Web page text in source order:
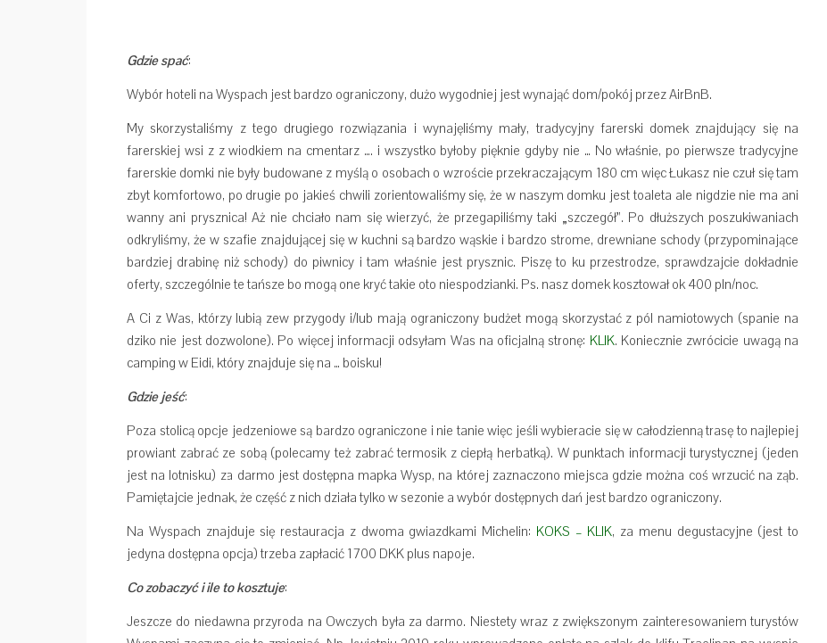
Gdzie spać:
Wybór hoteli na Wyspach jest bardzo ograniczony, dużo wygodniej jest wynająć dom/pokój przez AirBnB.
My skorzystaliśmy z tego drugiego rozwiązania i wynajęliśmy mały, tradycyjny farerski domek znajdujący się na
farerskiej wsi z z wiodkiem na cmentarz …. i wszystko byłoby pięknie gdyby nie … No właśnie, po pierwsze tradycyjne
farerskie domki nie były budowane z myślą o osobach o wzroście przekraczającym 180 cm więc Łukasz nie czuł się tam
zbyt komfortowo, po drugie po jakieś chwili zorientowaliśmy się, że w naszym domku jest toaleta ale nigdzie nie ma ani
wanny ani prysznica! Aż nie chciało nam się wierzyć, że przegapiliśmy taki „szczegół”. Po dłuższych poszukiwaniach
odkryliśmy, że w szafie znajdującej się w kuchni są bardzo wąskie i bardzo strome, drewniane schody (przypominające
bardziej drabinę niż schody) do piwnicy i tam właśnie jest prysznic. Piszę to ku przestrodze, sprawdzajcie dokładnie
oferty, szczególnie te tańsze bo mogą one kryć takie oto niespodzianki. Ps. nasz domek kosztował ok 400 pln/noc.
A Ci z Was, którzy lubią zew przygody i/lub mają ograniczony budżet mogą skorzystać z pól namiotowych (spanie na
dziko nie jest dozwolone). Po więcej informacji odsyłam Was na oficjalną stronę: KLIK. Koniecznie zwrócicie uwagą na
camping w Eidi, który znajduje się na … boisku!
Gdzie jeść:
Poza stolicą opcje jedzeniowe są bardzo ograniczone i nie tanie więc jeśli wybieracie się w całodzienną trasę to najlepiej
prowiant zabrać ze sobą (polecamy też zabrać termosik z ciepłą herbatką). W punktach informacji turystycznej (jeden
jest na lotnisku) za darmo jest dostępna mapka Wysp, na której zaznaczono miejsca gdzie można coś wrzucić na ząb.
Pamiętajcie jednak, że część z nich działa tylko w sezonie a wybór dostępnych dań jest bardzo ograniczony.
Na Wyspach znajduje się restauracja z dwoma gwiazdkami Michelin: KOKS – KLIK, za menu degustacyjne (jest to
jedyna dostępna opcja) trzeba zapłacić 1700 DKK plus napoje.
Co zobaczyć i ile to kosztuje:
Jeszcze do niedawna przyroda na Owczych była za darmo. Niestety wraz z zwiększonym zainteresowaniem turystów